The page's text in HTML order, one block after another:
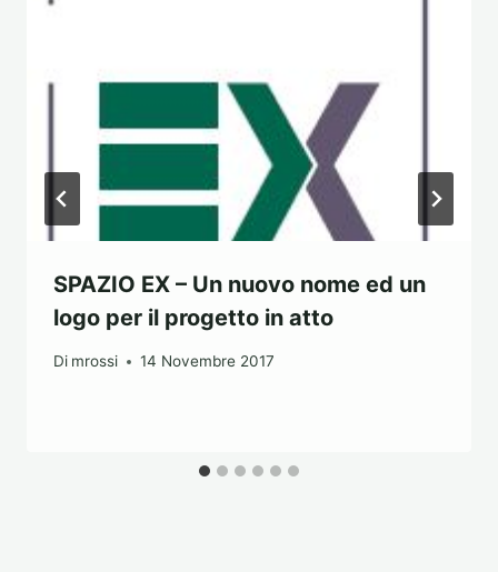
SPAZIO EX – Un nuovo nome ed un
logo per il progetto in atto
Di mrossi 14 Novembre 2017